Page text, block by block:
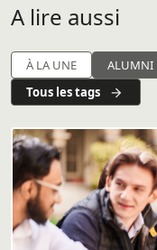
A lire aussi
À LA UNE ALUMNI
Tous les tags